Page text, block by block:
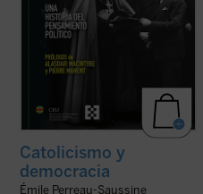
Catolicismo y
democracia
Émile Perreau-Saussine